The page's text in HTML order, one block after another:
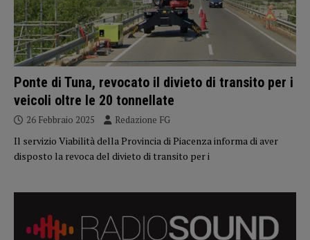
Ponte di Tuna, revocato il divieto di transito per i
veicoli oltre le 20 tonnellate
26 Febbraio 2025 Redazione FG
Il servizio Viabilità della Provincia di Piacenza informa di aver
disposto la revoca del divieto di transito per i